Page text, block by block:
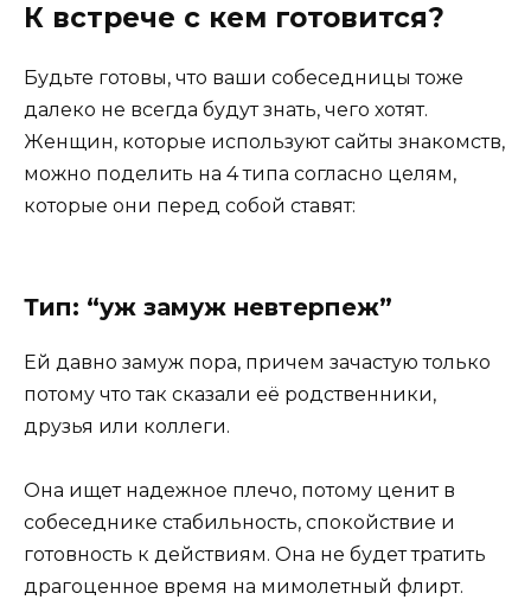
К встрече с кем готовится?
Будьте готовы, что ваши собеседницы тоже
далеко не всегда будут знать, чего хотят.
Женщин, которые используют сайты знакомств,
можно поделить на 4 типа согласно целям,
которые они перед собой ставят:
Тип: “уж замуж невтерпеж”
Ей давно замуж пора, причем зачастую только
потому что так сказали её родственники,
друзья или коллеги.
Она ищет надежное плечо, потому ценит в
собеседнике стабильность, спокойствие и
готовность к действиям. Она не будет тратить
драгоценное время на мимолетный флирт.